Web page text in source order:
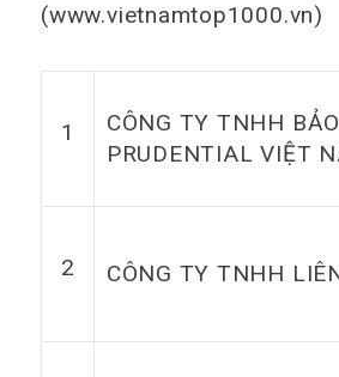
(www.vietnamtop1000.vn)
1
CÔNG TY TNHH
PRUDENTIAL VIỆT
2 CÔNG TY TNHH